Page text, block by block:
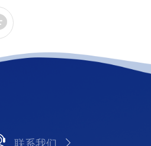
联系我们